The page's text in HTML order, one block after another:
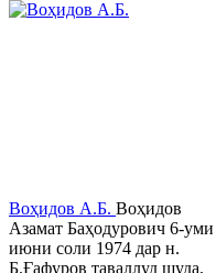
Воҳидов А.Б. Воҳидов
Азамат Баҳодурович 6-уми
июни соли 1974 дар н.
Б.Ғафуров таваллуд шуда,